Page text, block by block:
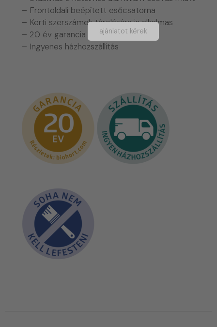
– Frontoldali beépített esőcsatorna
– Kerti szerszámok tárolására is alkalmas
– 20 év garancia
– Ingyenes házhozszállítás
ajánlatot kérek